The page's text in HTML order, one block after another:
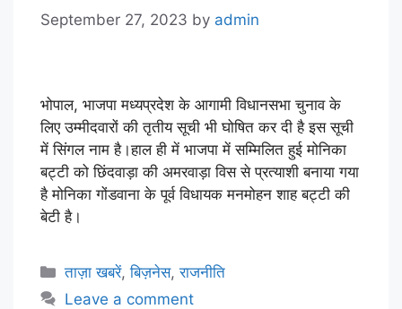
September 27, 2023 by admin
भोपाल, भाजपा मध्यप्रदेश के आगामी विधानसभा चुनाव के
लिए उम्मीदवारों की तृतीय सूची भी घोषित कर दी है इस सूची
में सिंगल नाम है।हाल ही में भाजपा में सम्मिलित हुई मोनिका
बट्टी को छिंदवाड़ा की अमरवाड़ा विस से प्रत्याशी बनाया गया
है मोनिका गोंडवाना के पूर्व विधायक मनमोहन शाह बट्टी की
बेटी है।
ताज़ा खबरें,बिज़नेस,राजनीति
Leave a comment